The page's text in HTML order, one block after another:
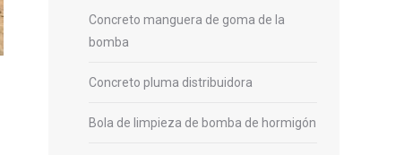
Concreto manguera de goma de la
bomba
Concreto pluma distribuidora
Bola de limpieza de bomba de hormigón